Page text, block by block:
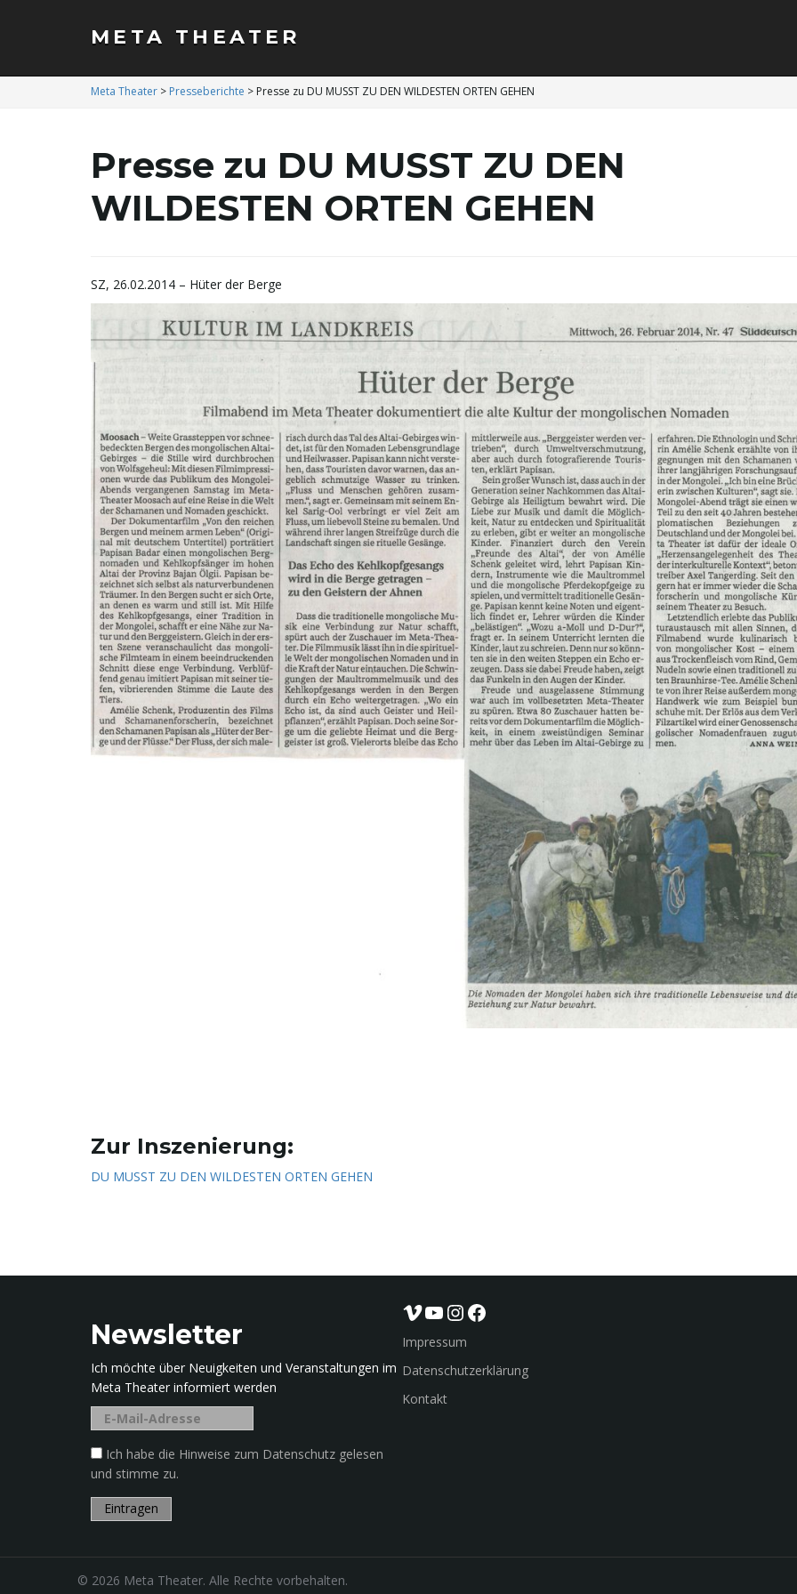
META THEATER
Meta Theater > Presseberichte > Presse zu DU MUSST ZU DEN WILDESTEN ORTEN GEHEN
Presse zu DU MUSST ZU DEN
WILDESTEN ORTEN GEHEN
SZ, 26.02.2014 – Hüter der Berge
Zur Inszenierung:
DU MUSST ZU DEN WILDESTEN ORTEN GEHEN
Newsletter
Ich möchte über Neuigkeiten und Veranstaltungen im
Meta Theater informiert werden
Ich habe die Hinweise zum Datenschutz gelesen
und stimme zu.
Vimeo YouTube InstagramFacebook
Impressum
Datenschutzerklärung
Kontakt
© 2026 Meta Theater. Alle Rechte vorbehalten.